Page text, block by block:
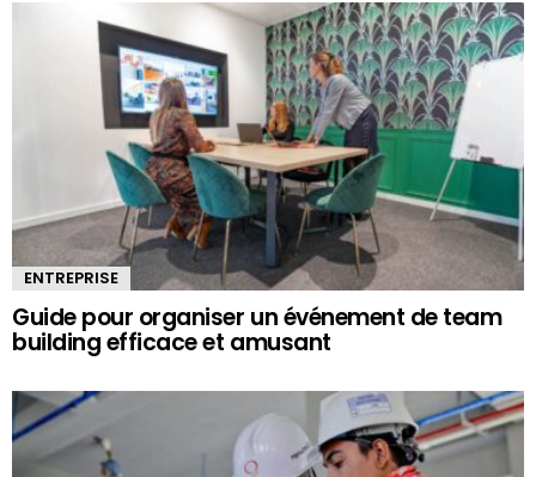
ENTREPRISE
Guide pour organiser un événement de team
building efficace et amusant